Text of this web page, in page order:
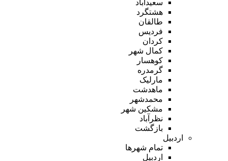
سعیدآباد
هشتگرد
طالقان
فردیس
کردان
کمال شهر
کوهسار
گرمدره
مارلیک
ماهدشت
محمدشهر
مشکین شهر
نظرآباد
بازگشت
اردبیل
تمام شهر‌ها
اردبیل